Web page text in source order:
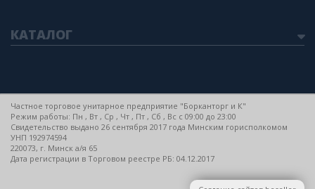
КАТАЛОГ
Частное торговое унитарное предприятие "Борканторг и К"
Режим работы: Пн , Вт , Ср , Чт , Пт , Сб , Вс c 09:00 до 23:00
Свидетельство выдано 26 сентября 2017 года Минским горисполкомом
УНП 192974594
220073, г. Минск а/я 65
Дата регистрации в Торговом реестре РБ: 04.12.2017